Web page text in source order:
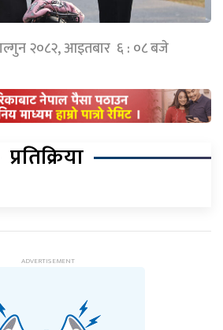
२०८२, आइतबार ६ : ०८ बजे
प्रतिक्रिया